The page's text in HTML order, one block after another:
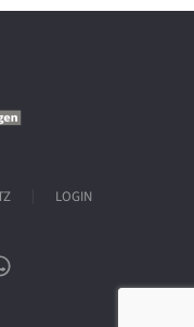
LOGIN